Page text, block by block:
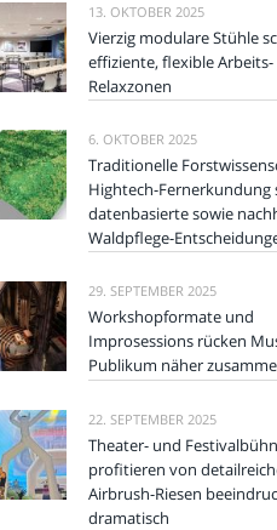
13. OKTOBER 2025
Vierzig modulare Stühle
effiziente, flexible
Relaxzonen
6. OKTOBER 2025
Traditionelle
Hightech-Fernerkundung
datenbasierte sowie
Waldpflege-
29. SEPTEMBER 2025
Workshopformate und
Improsessions rücken
Publikum näher
22. SEPTEMBER 2025
Theater- und
profitieren von
Airbrush-Riesen
dramatisch